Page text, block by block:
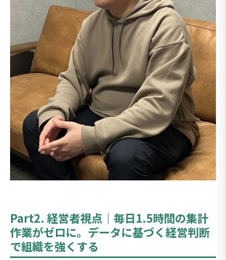
Part2. 経営者視点｜毎日1.5時間の集計
作業がゼロに。データに基づく経営判断
で組織を強くする